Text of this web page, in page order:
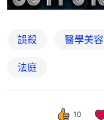
誤殺 醫學美容
法庭
10